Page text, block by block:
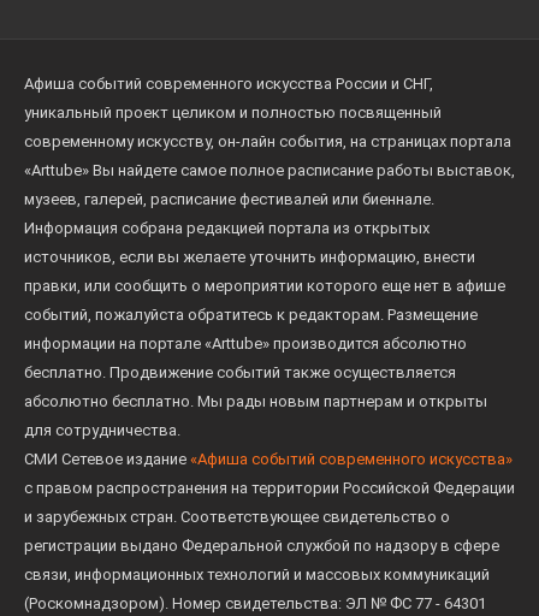
Афиша событий современного искусства России и СНГ,
уникальный проект целиком и полностью посвященный
современному искусству, он-лайн события, на страницах портала
«Arttube» Вы найдете самое полное расписание работы выставок,
музеев, галерей, расписание фестивалей или биеннале.
Информация собрана редакцией портала из открытых
источников, если вы желаете уточнить информацию, внести
правки, или сообщить о мероприятии которого еще нет в афише
событий, пожалуйста обратитесь к редакторам. Размещение
информации на портале «Arttube» производится абсолютно
бесплатно. Продвижение событий также осуществляется
абсолютно бесплатно. Мы рады новым партнерам и открыты
для сотрудничества.
СМИ Сетевое издание «Афиша событий современного искусства»
с правом распространения на территории Российской Федерации
и зарубежных стран. Соответствующее свидетельство о
регистрации выдано Федеральной службой по надзору в сфере
связи, информационных технологий и массовых коммуникаций
(Роскомнадзором). Номер свидетельства: ЭЛ № ФС 77 - 64301